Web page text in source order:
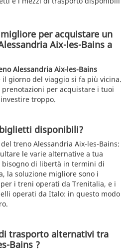
per acquistare un
Aix-les-Bains a
Alessandria Aix-les-Bains
giorno del viaggio si fa più vicina.
per acquistare i tuoi
troppo.
disponibili?
treno Alessandria Aix-les-Bains:
le varie alternative a tua
bisogno di libertà in termini di
la soluzione migliore sono i
i treni operati da Trenitalia, e i
operati da Italo: in questo modo
trasporto alternativi tra
Bains ?